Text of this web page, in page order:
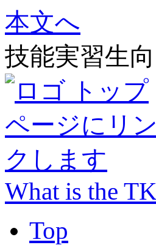
本文へ
技能実習生
What is the
Top